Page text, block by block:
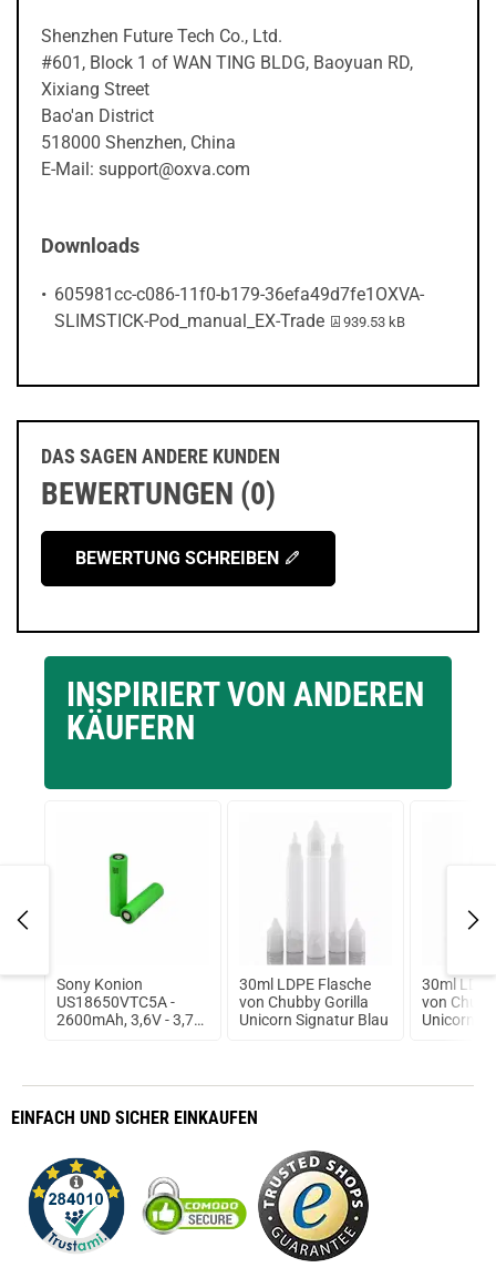
Shenzhen Future Tech Co., Ltd.
#601, Block 1 of WAN TING BLDG, Baoyuan RD,
Xixiang Street
Bao'an District
518000 Shenzhen, China
E-Mail: support@oxva.com
Downloads
605981cc-c086-11f0-b179-36efa49d7fe1OXVA-
SLIMSTICK-Pod_manual_EX-Trade
PDF-Datei:
939.53 kB
DAS SAGEN ANDERE KUNDEN
BEWERTUNGEN (0)
BEWERTUNG SCHREIBEN
INSPIRIERT VON ANDEREN
KÄUFERN
Sony Konion
US18650VTC5A -
2600mAh, 3,6V - 3,7V
30ml LDPE Flasche
von Chubby Gorilla
Unicorn Signatur Blau
30ml
von
Unicorn
EINFACH UND SICHER EINKAUFEN